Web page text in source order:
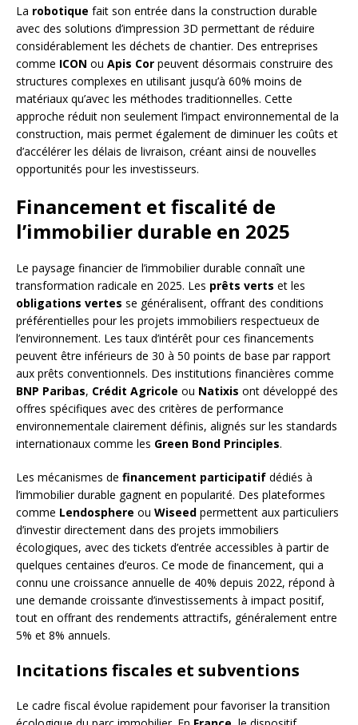
La robotique fait son entrée dans la construction durable
avec des solutions d’impression 3D permettant de réduire
considérablement les déchets de chantier. Des entreprises
comme ICON ou Apis Cor peuvent désormais construire des
structures complexes en utilisant jusqu’à 60% moins de
matériaux qu’avec les méthodes traditionnelles. Cette
approche réduit non seulement l’impact environnemental de la
construction, mais permet également de diminuer les coûts et
d’accélérer les délais de livraison, créant ainsi de nouvelles
opportunités pour les investisseurs.
Financement et fiscalité de
l’immobilier durable en 2025
Le paysage financier de l’immobilier durable connaît une
transformation radicale en 2025. Les prêts verts et les
obligations vertes se généralisent, offrant des conditions
préférentielles pour les projets immobiliers respectueux de
l’environnement. Les taux d’intérêt pour ces financements
peuvent être inférieurs de 30 à 50 points de base par rapport
aux prêts conventionnels. Des institutions financières comme
BNP Paribas, Crédit Agricole ou Natixis ont développé des
offres spécifiques avec des critères de performance
environnementale clairement définis, alignés sur les standards
internationaux comme les Green Bond Principles.
Les mécanismes de financement participatif dédiés à
l’immobilier durable gagnent en popularité. Des plateformes
comme Lendosphere ou Wiseed permettent aux particuliers
d’investir directement dans des projets immobiliers
écologiques, avec des tickets d’entrée accessibles à partir de
quelques centaines d’euros. Ce mode de financement, qui a
connu une croissance annuelle de 40% depuis 2022, répond à
une demande croissante d’investissements à impact positif,
tout en offrant des rendements attractifs, généralement entre
5% et 8% annuels.
Incitations fiscales et subventions
Le cadre fiscal évolue rapidement pour favoriser la transition